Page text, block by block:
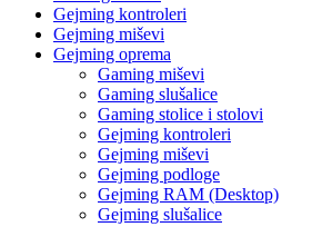
Gejming kontroleri
Gejming miševi
Gejming oprema
Gaming miševi
Gaming slušalice
Gaming stolice i stolovi
Gejming kontroleri
Gejming miševi
Gejming podloge
Gejming RAM (Desktop)
Gejming slušalice